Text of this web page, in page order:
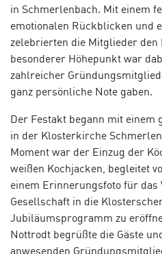
in Schmerlenbach. Mit einem
emotionalen Rückblicken und
zelebrierten die Mitglieder den
besonderer Höhepunkt war
zahlreicher
ganz persönliche Note gaben.
Der Festakt begann mit einem
in der Klosterkirche
Moment war der Einzug der
weißen Kochjacken, begleitet
einem Erinnerungsfoto für
Gesellschaft in die
Jubiläumsprogramm zu
Nottrodt begrüßte die Gäste
anwesenden